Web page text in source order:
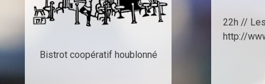
Bistrot coopératif houblonné
22h //
http://